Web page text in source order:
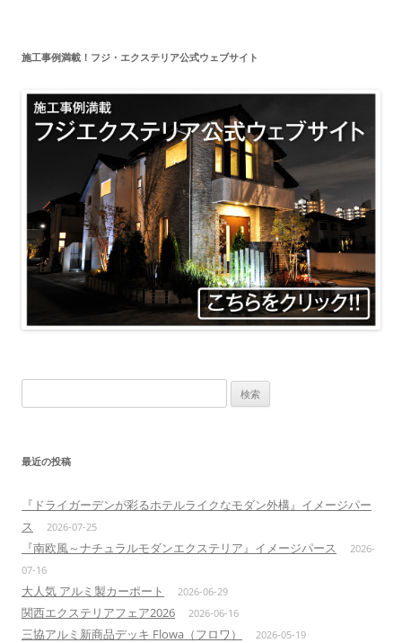
施工事例満載！フジ・エクステリア公式ウェブサイト
索:
最近の投稿
『ドライガーデンが彩るホテルライクなモダン外構』イメージパー
ス
2026-07-25
『南欧風～ナチュラルモダンエクステリア』イメージパース
2026-
07-16
大人気 アルミ製カーポート 2026-06-29
関西エクステリアフェア2026 2026-06-16
三協アルミ新商品デッキ Flowa（フロワ） 2026-05-19